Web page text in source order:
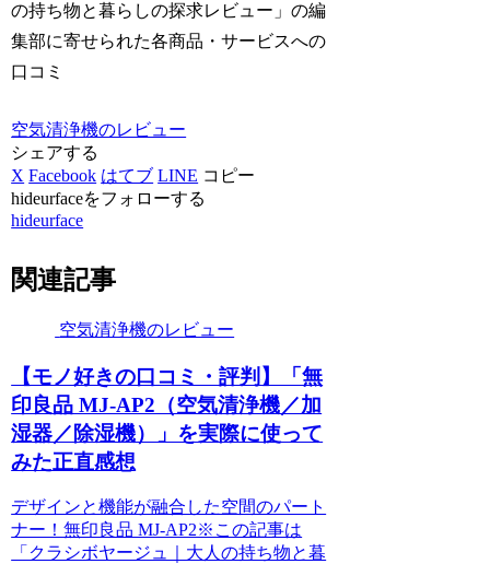
の持ち物と暮らしの探求レビュー」の編
集部に寄せられた各商品・サービスへの
口コミ
空気清浄機のレビュー
シェアする
X Facebook はてブ LINE コピー
hideurfaceをフォローする
hideurface
関連記事
空気清浄機のレビュー
【モノ好きの口コミ・評判】「無
印良品 MJ-AP2（空気清浄機／加
湿器／除湿機）」を実際に使って
みた正直感想
デザインと機能が融合した空間のパート
ナー！無印良品 MJ-AP2※この記事は
「クラシボヤージュ｜大人の持ち物と暮